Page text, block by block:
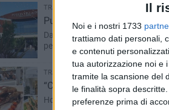
Il
Noi e i nostri 1733
trattiamo dati personali,
e contenuti
tua autorizzazione noi e
tramite la scansione del
le finalità sopra
preferenze prima di
TRANI - 13 OTTOBRE 2021
Puglia Village presenta le
Da venerdì 15 a domenica 24
per cento sui prezzi outlet
TRANI - 6 OTTOBRE 2021
“Cottura media”, a Trani
Hostaria di mare dal cuore